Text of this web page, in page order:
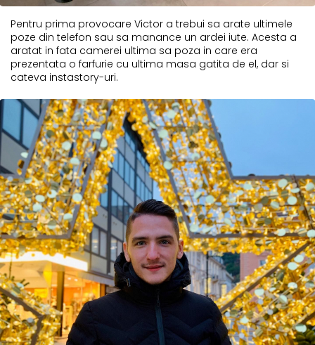
Pentru prima provocare Victor a trebui sa arate ultimele
poze din telefon sau sa manance un ardei iute. Acesta a
aratat in fata camerei ultima sa poza in care era
prezentata o farfurie cu ultima masa gatita de el, dar si
cateva instastory-uri.